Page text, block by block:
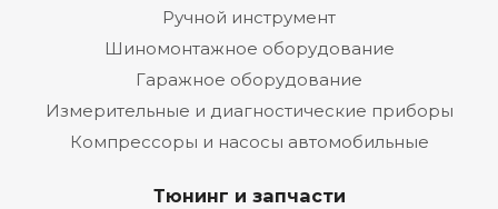
Ручной инструмент
Шиномонтажное оборудование
Гаражное оборудование
Измерительные и диагностические приборы
Компрессоры и насосы автомобильные
Тюнинг и запчасти